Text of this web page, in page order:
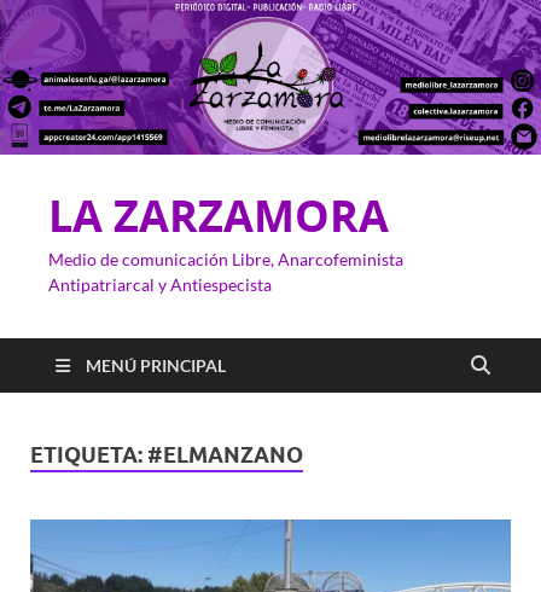
LA ZARZAMORA
Medio de comunicación Libre, Anarcofeminista
Antipatriarcal y Antiespecista
MENÚ PRINCIPAL
ETIQUETA: #ELMANZANO